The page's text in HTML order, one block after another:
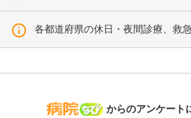
各都道府県の休日・夜間診療、救
病院なび
からのアンケート